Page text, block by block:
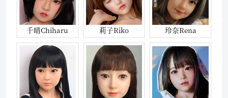
千晴Chiharu 莉子Riko 玲奈Rena